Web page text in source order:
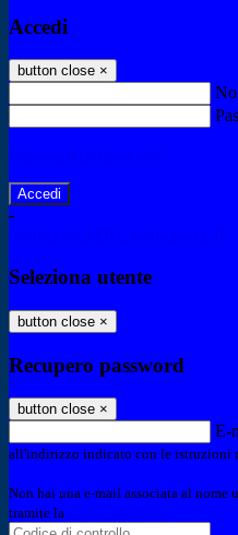
Accedi
button close ×
-
Seleziona utente
button close ×
Recupero password
button close ×
E-
all'indirizzo indicato con le istruzioni
Non hai una e-mail associata al nome
tramite la